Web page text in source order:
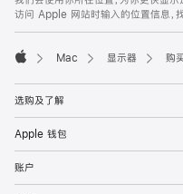
访问 Apple 网站时输入的位置信息，
Mac 显示器 购
选购及了解
Apple 钱包
账户